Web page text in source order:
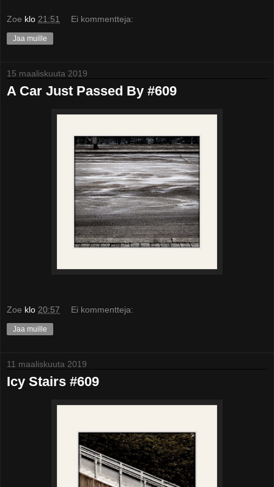
Zoe klo 21:51 Ei kommentteja:
Jaa muille
15 maaliskuuta 2019
A Car Just Passed By #609
Zoe klo 20:57 Ei kommentteja:
Jaa muille
11 maaliskuuta 2019
Icy Stairs #609